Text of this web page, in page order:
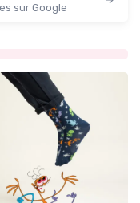
sur Google